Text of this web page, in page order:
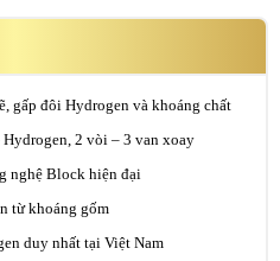
gấp đôi Hydrogen và khoáng chất
2 vòi – 3 van xoay
nghệ Block hiện đại
từ khoáng gốm
duy nhất tại Việt Nam